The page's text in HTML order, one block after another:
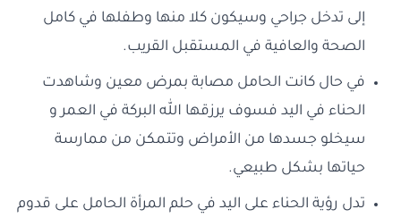
إلى تدخل جراحي وسيكون كلا منها وطفلها في كامل
الصحة والعافية في المستقبل القريب.
في حال كانت الحامل مصابة بمرض معين وشاهدت
الحناء في اليد فسوف يرزقها الله البركة في العمر و
سيخلو جسدها من الأمراض وتتمكن من ممارسة
حياتها بشكل طبيعي.
تدل رؤية الحناء على اليد في حلم المرأة الحامل على قدوم